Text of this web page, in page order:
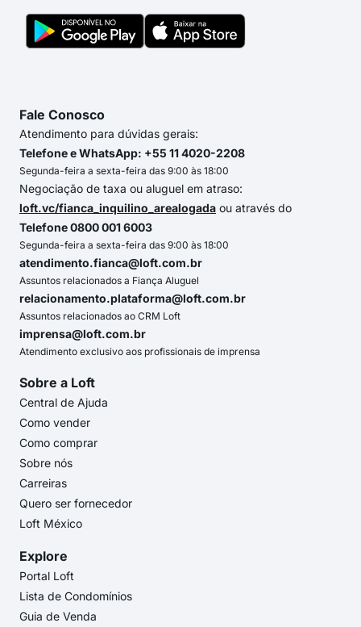
Fale Conosco
Atendimento para dúvidas gerais:
Telefone e WhatsApp: +55 11 4020-2208
Segunda-feira a sexta-feira das 9:00 às 18:00
Negociação de taxa ou aluguel em atraso:
loft.vc/fianca_inquilino_arealogada ou através do
Telefone 0800 001 6003
Segunda-feira a sexta-feira das 9:00 às 18:00
atendimento.fianca@loft.com.br
Assuntos relacionados a Fiança Aluguel
relacionamento.plataforma@loft.com.br
Assuntos relacionados ao CRM Loft
imprensa@loft.com.br
Atendimento exclusivo aos profissionais de imprensa
Sobre a Loft
Central de Ajuda
Como vender
Como comprar
Sobre nós
Carreiras
Quero ser fornecedor
Loft México
Explore
Portal Loft
Lista de Condomínios
Guia de Venda